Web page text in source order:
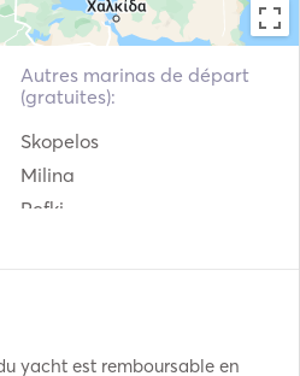
Autres marinas de départ
(gratuites):
Skopelos
Milina
Pefki
yacht est remboursable en